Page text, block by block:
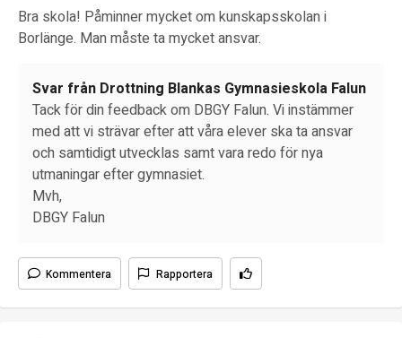
Bra skola! Påminner mycket om kunskapsskolan i
Borlänge. Man måste ta mycket ansvar.
Svar från Drottning Blankas Gymnasieskola Falun
Tack för din feedback om DBGY Falun. Vi instämmer
med att vi strävar efter att våra elever ska ta ansvar
och samtidigt utvecklas samt vara redo för nya
utmaningar efter gymnasiet.
Mvh,
DBGY Falun
Kommentera Rapportera